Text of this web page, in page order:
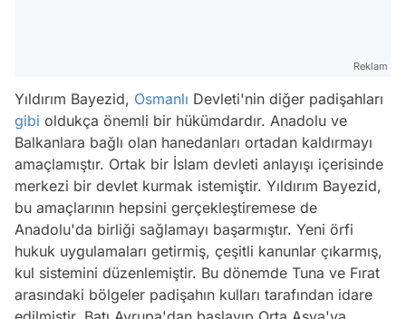
Reklam
Yıldırım Bayezid, Osmanlı Devleti'nin diğer padişahları
gibi oldukça önemli bir hükümdardır. Anadolu ve
Balkanlara bağlı olan hanedanları ortadan kaldırmayı
amaçlamıştır. Ortak bir İslam devleti anlayışı içerisinde
merkezi bir devlet kurmak istemiştir. Yıldırım Bayezid,
bu amaçlarının hepsini gerçekleştiremese de
Anadolu'da birliği sağlamayı başarmıştır. Yeni örfi
hukuk uygulamaları getirmiş, çeşitli kanunlar çıkarmış,
kul sistemini düzenlemiştir. Bu dönemde Tuna ve Fırat
arasındaki bölgeler padişahın kulları tarafından idare